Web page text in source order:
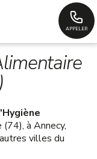
APPELER
à Annecy,
villes du